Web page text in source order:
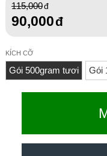
115,000
90,000
KÍCH CỠ
Gói 500gram tươi Gói